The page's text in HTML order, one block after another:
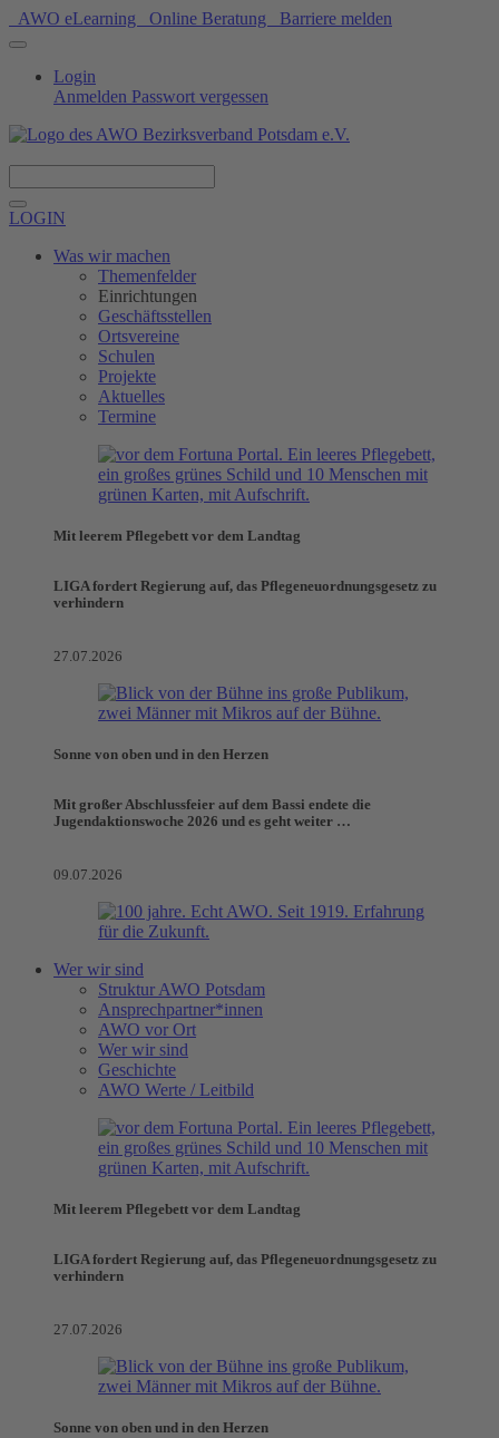
AWO eLearning Online Beratung Barriere melden
Login
Anmelden Passwort vergessen
LOGIN
Was wir machen
Themenfelder
Einrichtungen
Geschäftsstellen
Ortsvereine
Schulen
Projekte
Aktuelles
Termine
Mit leerem Pflegebett vor dem Landtag
LIGA fordert Regierung auf, das Pflegeneuordnungsgesetz zu
verhindern
27.07.2026
Sonne von oben und in den Herzen
Mit großer Abschlussfeier auf dem Bassi endete die
Jugendaktionswoche 2026 und es geht weiter …
09.07.2026
Wer wir sind
Struktur AWO Potsdam
Ansprechpartner*innen
AWO vor Ort
Wer wir sind
Geschichte
AWO Werte / Leitbild
Mit leerem Pflegebett vor dem Landtag
LIGA fordert Regierung auf, das Pflegeneuordnungsgesetz zu
verhindern
27.07.2026
Sonne von oben und in den Herzen